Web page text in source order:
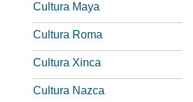
Cultura Maya
Cultura Roma
Cultura Xinca
Cultura Nazca